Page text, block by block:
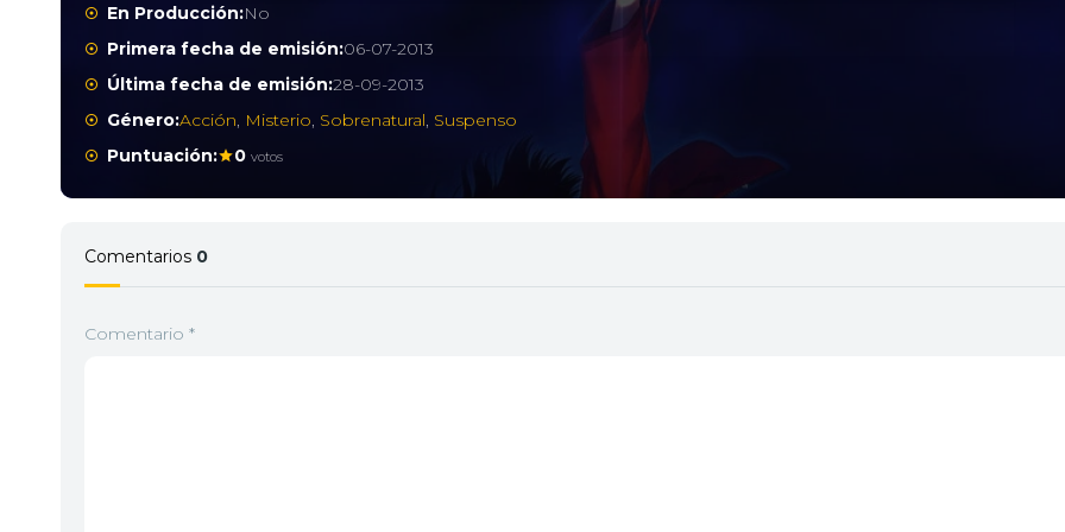
En Producción:No
Primera fecha de emisión:06-07-2013
Última fecha de emisión:28-09-2013
Género:Acción, Misterio, Sobrenatural, Suspenso
Puntuación:
0 votos
Comentarios 0
Comentario *